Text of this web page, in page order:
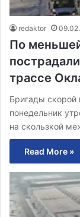
redaktor
По
трассе
Бригады скорой
понедельник
на скользкой
Read More »